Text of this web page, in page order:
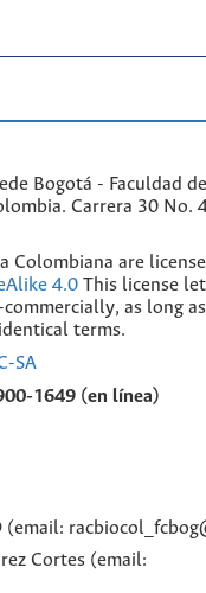
Bogotá - Faculdad
Carrera 30 No.
Colombiana are
4.0 This license
as long
terms.
1649 (en línea)
(email:
Cortes (email: